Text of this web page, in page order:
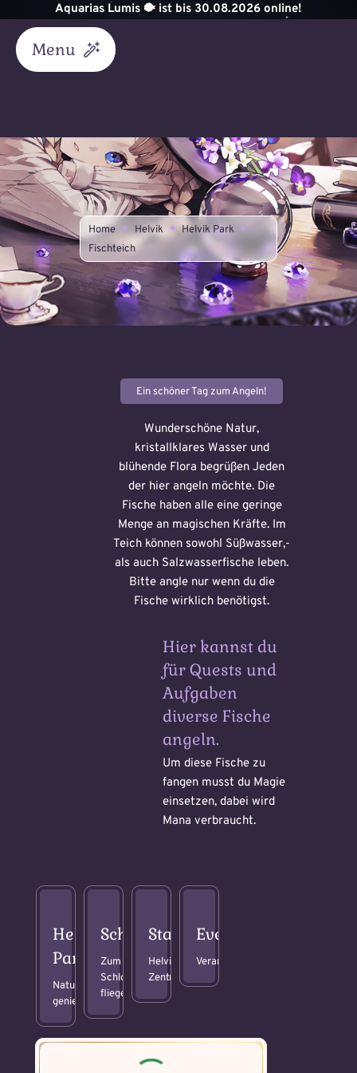
Inhalt
springen
Aquarias Lumis 🐡 ist bis 30.08.2026 online!
Menu
Akademie
Unterricht
Helvik
Königreich
Astraea
Home Helvik
Helvik Park
Fischteich
Ein schöner Tag zum Angeln!
Wunderschöne Natur,
kristallklares Wasser und
blühende Flora begrüßen Jeden
der hier angeln möchte. Die
Fische haben alle eine geringe
Menge an magischen Kräfte. Im
Teich können sowohl Süßwasser,-
als auch Salzwasserfische leben.
Bitte angle nur wenn du die
Fische wirklich benötigst.
Hier kannst du
für Quests und
Aufgaben
diverse Fische
angeln.
Um diese Fische zu
fangen musst du Magie
einsetzen, dabei wird
Mana verbraucht.
Helvik
Park
Natur
genießen
Schlossgarten
Zum
Schloss
fliegen
Stadtplatz
Helvik
Zentrum
Events
Veranstaltungen
Loading
Verfluchtes
Artefakt
gefunden!
Erforsche
und banne
den Fluch
Wähle ein beliebiges
aus um den Fluch zu
bannen.
Du hast einen Gegenstand gefunden!
nur mit, wenn du ihn wirklich benötigst.
Loading